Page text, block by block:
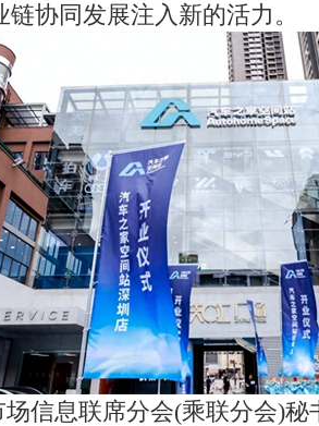
协同发展注入新的活力。
信息联席分会(乘联分会)秘